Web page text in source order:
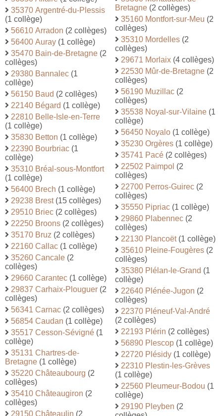
35370 Argentré-du-Plessis
(1 collège)
56610 Arradon (2 collèges)
56400 Auray (1 collège)
35470 Bain-de-Bretagne (2
collèges)
29380 Bannalec (1
collège)
56150 Baud (2 collèges)
22140 Bégard (1 collège)
22810 Belle-Isle-en-Terre
(1 collège)
35830 Betton (1 collège)
22390 Bourbriac (1
collège)
35310 Bréal-sous-Montfort
(1 collège)
56400 Brech (1 collège)
29238 Brest(15 collèges)
29510 Briec (2 collèges)
22250 Broons (2 collèges)
35170 Bruz (2 collèges)
22160 Callac (1 collège)
35260 Cancale (2
collèges)
29660 Carantec (1 collège)
29837 Carhaix-Plouguer (2
collèges)
56341 Carnac (2 collèges)
56854 Caudan (1 collège)
35517 Cesson-Sévigné (1
collège)
35131 Chartres-de-
Bretagne (1 collège)
35220 Châteaubourg (2
collèges)
35410 Châteaugiron (2
collèges)
29150 Châteaulin (2
Bretagne (2 collèges)
35160 Montfort-sur-Meu (2
collèges)
35310 Mordelles (2
collèges)
29671 Morlaix (4 collèges)
22530 Mûr-de-Bretagne (2
collèges)
56190 Muzillac (2
collèges)
35538 Noyal-sur-Vilaine (1
collège)
56450 Noyalo (1 collège)
35230 Orgères (1 collège)
35741 Pacé (2 collèges)
22502 Paimpol (2
collèges)
22700 Perros-Guirec (2
collèges)
35550 Pipriac (1 collège)
29860 Plabennec (2
collèges)
22130 Plancoët(1 collège)
35610 Pleine-Fougères (2
collèges)
35380 Plélan-le-Grand (1
collège)
22640 Plénée-Jugon (2
collèges)
22370 Pléneuf-Val-André
(2 collèges)
22193 Plérin (2 collèges)
56890 Plescop (1 collège)
22720 Plésidy (1 collège)
22310 Plestin-les-Grèves
(1 collège)
22560 Pleumeur-Bodou (1
collège)
29190 Pleyben (2